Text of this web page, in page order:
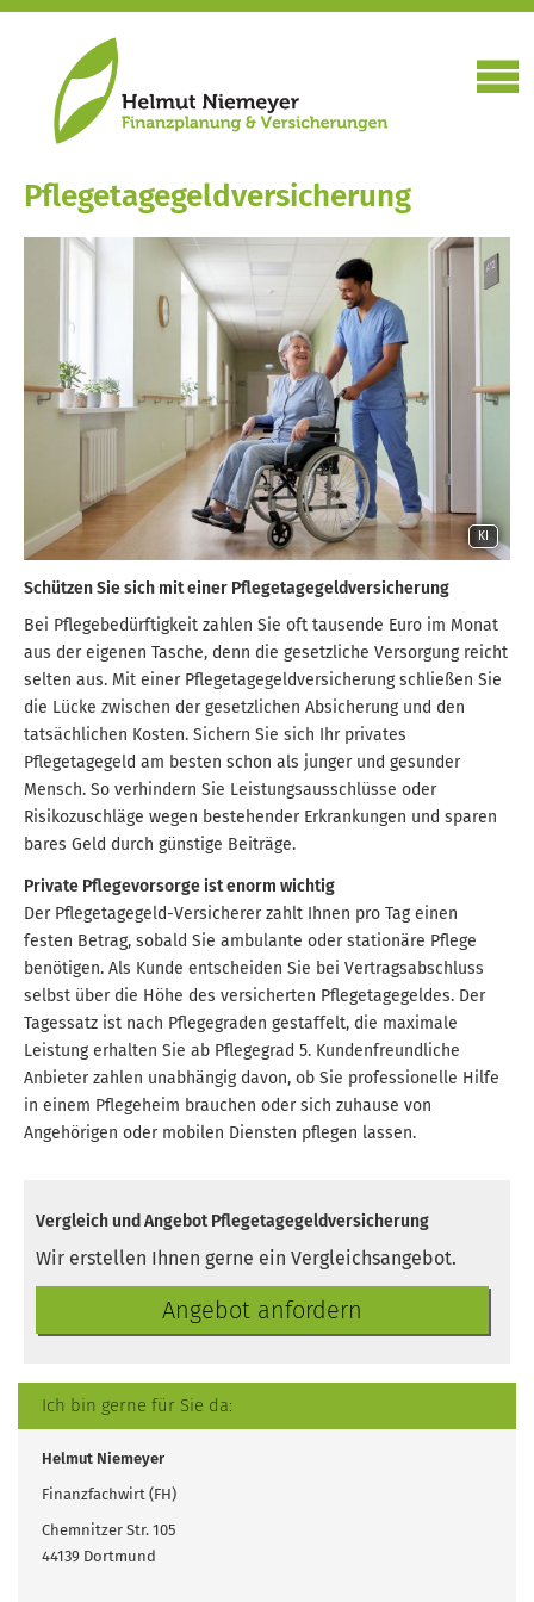
Pflegetagegeldversicherung
KI
Schützen Sie sich mit einer Pflegetagegeldversicherung
Bei Pflegebedürftigkeit zahlen Sie oft tausende Euro im Monat
aus der eigenen Tasche, denn die gesetzliche Versorgung reicht
selten aus. Mit einer Pflegetagegeldversicherung schließen Sie
die Lücke zwischen der gesetzlichen Absicherung und den
tatsächlichen Kosten. Sichern Sie sich Ihr privates
Pflegetagegeld am besten schon als junger und gesunder
Mensch. So verhindern Sie Leistungsausschlüsse oder
Risikozuschläge wegen bestehender Erkrankungen und sparen
bares Geld durch günstige Beiträge.
Private Pflegevorsorge ist enorm wichtig
Der Pflegetagegeld-Versicherer zahlt Ihnen pro Tag einen
festen Betrag, sobald Sie ambulante oder stationäre Pflege
benötigen. Als Kunde entscheiden Sie bei Vertragsabschluss
selbst über die Höhe des versicherten Pflegetagegeldes. Der
Tagessatz ist nach Pflegegraden gestaffelt, die maximale
Leistung erhalten Sie ab Pflegegrad 5. Kundenfreundliche
Anbieter zahlen unabhängig davon, ob Sie professionelle Hilfe
in einem Pflegeheim brauchen oder sich zuhause von
Angehörigen oder mobilen Diensten pflegen lassen.
Vergleich und Angebot Pflegetagegeldversicherung
Wir erstellen Ihnen gerne ein Vergleichsangebot.
An­ge­bot an­for­dern
Ich bin gerne für Sie da:
Helmut Niemeyer
Finanzfachwirt (FH)
Chemnitzer Str. 105
44139 Dortmund